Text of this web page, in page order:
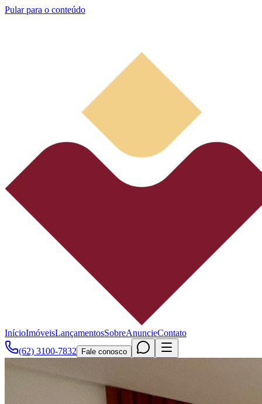
Pular para o conteúdo
InícioImóveisLançamentosSobreAnuncieContato
(62) 3100-7832
Fale conosco